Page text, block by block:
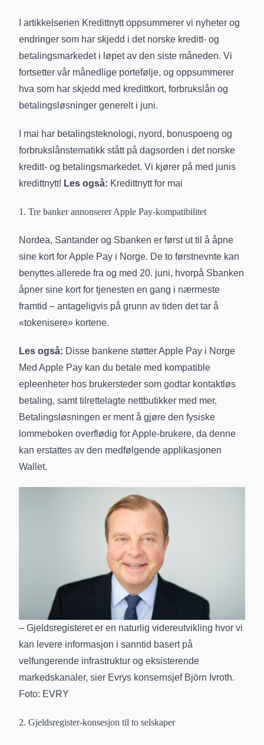
I artikkelserien Kredittnytt oppsummerer vi nyheter og
endringer som har skjedd i det norske kreditt- og
betalingsmarkedet i løpet av den siste måneden. Vi
fortsetter vår månedlige portefølje, og oppsummerer
hva som har skjedd med kredittkort, forbrukslån og
betalingsløsninger generelt i juni.
I mai har betalingsteknologi, nyord, bonuspoeng og
forbrukslånstematikk stått på dagsorden i det norske
kreditt- og betalingsmarkedet. Vi kjører på med junis
kredittnytt! Les også: Kredittnytt for mai
1. Tre banker annonserer Apple Pay-kompatibilitet
Nordea, Santander og Sbanken er først ut til å åpne
sine kort for Apple Pay i Norge. De to førstnevnte kan
benyttes allerede fra og med 20. juni, hvorpå Sbanken
åpner sine kort for tjenesten en gang i nærmeste
framtid – antageligvis på grunn av tiden det tar å
«tokenisere» kortene.
Les også: Disse bankene støtter Apple Pay i Norge
Med Apple Pay kan du betale med kompatible
epleenheter hos brukersteder som godtar kontaktløs
betaling, samt tilrettelagte nettbutikker med mer.
Betalingsløsningen er ment å gjøre den fysiske
lommeboken overflødig for Apple-brukere, da denne
kan erstattes av den medfølgende applikasjonen
Wallet.
– Gjeldsregisteret er en naturlig videreutvikling hvor vi
kan levere informasjon i sanntid basert på
velfungerende infrastruktur og eksisterende
markedskanaler, sier Evrys konsernsjef Björn Ivroth.
Foto: EVRY
2. Gjeldsregister-konsesjon til to selskaper